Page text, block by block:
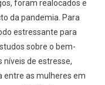
foram realocados e
da pandemia. Para
estressante para
sobre o bem-
níveis de estresse,
entre as mulheres em